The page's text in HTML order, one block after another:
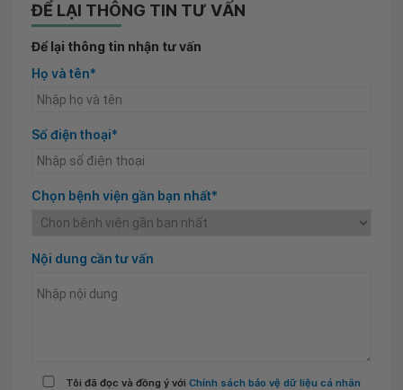
ĐỂ LẠI THÔNG TIN TƯ VẤN
Để lại thông tin nhận tư vấn
Họ và tên*
Số điện thoại*
Chọn bệnh viện gần bạn nhất*
Nội dung cần tư vấn
Tôi đã đọc và đồng ý với Chính sách bảo vệ dữ liệu cá nhân